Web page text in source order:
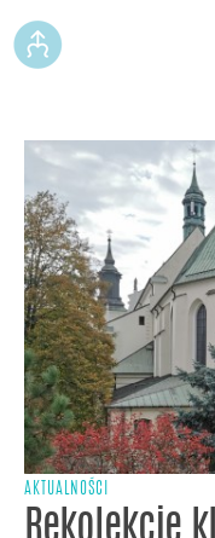
AKTUALNOŚCI